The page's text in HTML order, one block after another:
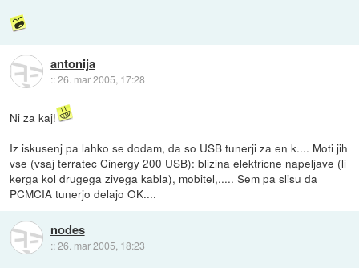
antonija
::26. mar 2005, 17:28
Ni za kaj!
Iz iskusenj pa lahko se dodam, da so USB tunerji za en k.... Moti jih
vse (vsaj terratec Cinergy 200 USB): blizina elektricne napeljave (li
kerga kol drugega zivega kabla), mobitel,..... Sem pa slisu da
PCMCIA tunerjo delajo OK....
nodes
::26. mar 2005, 18:23